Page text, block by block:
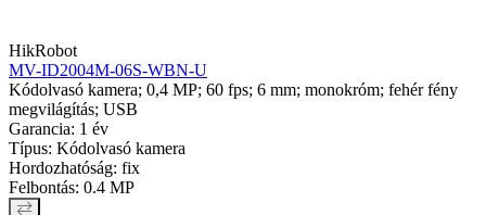
HikRobot
MV-ID2004M-06S-WBN-U
Kódolvasó kamera; 0,4 MP; 60 fps; 6 mm; monokróm; fehér fény
megvilágítás; USB
Garancia: 1 év
Típus: Kódolvasó kamera
Hordozhatóság: fix
Felbontás: 0.4 MP